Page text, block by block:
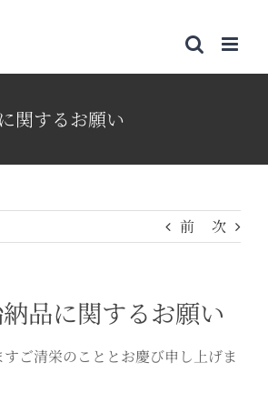
関するお願い
前 次
品に関するお願い
ご清栄のこととお慶び申し上げま